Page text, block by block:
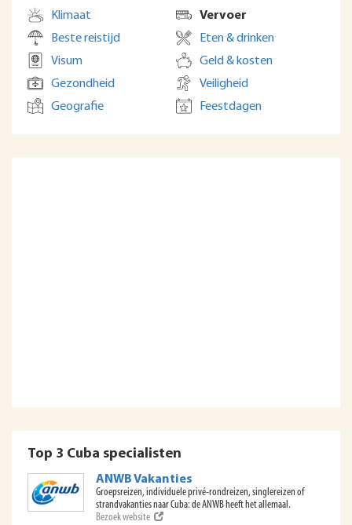
Klimaat
Beste reistijd
Visum
Gezondheid
Geografie
Vervoer
Eten & drinken
Geld & kosten
Veiligheid
Feestdagen
Top 3 Cuba specialisten
ANWB Vakanties
Groepsreizen, individuele privé-rondreizen, singlereizen of
strandvakanties naar Cuba: de ANWB heeft het allemaal.
Bezoek website